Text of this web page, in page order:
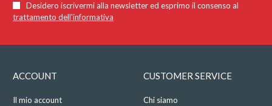
Desidero iscrivermi alla newsletter ed esprimo il consenso al
trattamento dell'informativa
ACCOUNT
Il mio account
CUSTOMER SERVICE
Chi siamo